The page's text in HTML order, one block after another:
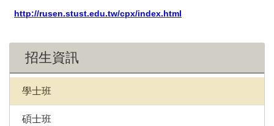
http://rusen.stust.edu.tw/cpx/index.html
招生資訊
學士班
碩士班